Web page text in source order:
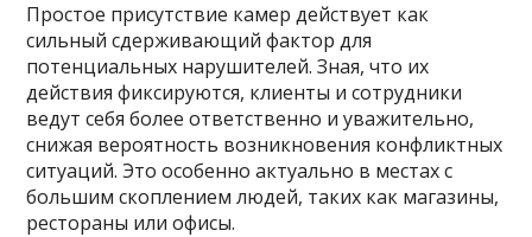
Простое присутствие камер действует как
сильный сдерживающий фактор для
потенциальных нарушителей. Зная, что их
действия фиксируются, клиенты и сотрудники
ведут себя более ответственно и уважительно,
снижая вероятность возникновения конфликтных
ситуаций. Это особенно актуально в местах с
большим скоплением людей, таких как магазины,
рестораны или офисы.